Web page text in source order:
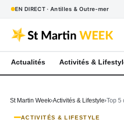
EN DIRECT · Antilles & Outre-mer
Actualités Activités &
St Martin Week Activités & Lifestyle Top 5
ACTIVITÉS & LIFESTYLE